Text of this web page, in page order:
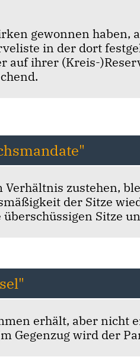
gewonnen haben,
in der dort
auf ihrer (Kreis-
zustehen,
der Sitze
Sitze
erhält, aber nicht
Gegenzug wird der